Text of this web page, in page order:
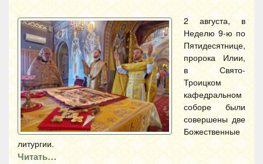
2 августа, в
Неделю 9-ю по
Пятидесятнице,
пророка Илии,
в Свято-
Троицком
кафедральном
соборе были
совершены две
Божественные
литургии.
Читать…